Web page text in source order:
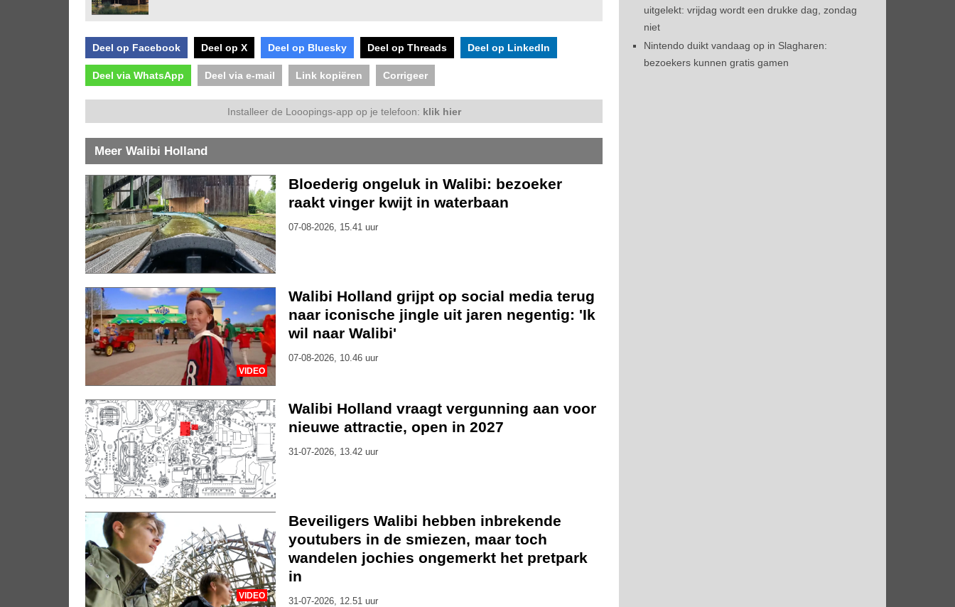
Deel op Facebook Deel op X Deel op Bluesky Deel op Threads Deel op LinkedIn
Deel via WhatsApp Deel via e-mail Link kopiëren Corrigeer
Installeer de Looopings-app op je telefoon: klik hier
Meer Walibi Holland
Bloederig ongeluk in Walibi: bezoeker
raakt vinger kwijt in waterbaan
07-08-2026, 15.41 uur
VIDEO
Walibi Holland grijpt op social media terug
naar iconische jingle uit jaren negentig: 'Ik
wil naar Walibi'
07-08-2026, 10.46 uur
Walibi Holland vraagt vergunning aan voor
nieuwe attractie, open in 2027
31-07-2026, 13.42 uur
VIDEO
Beveiligers Walibi hebben inbrekende
youtubers in de smiezen, maar toch
wandelen jochies ongemerkt het pretpark
in
31-07-2026, 12.51 uur
uitgelekt: vrijdag wordt een drukke dag, zondag
niet
Nintendo duikt vandaag op in Slagharen:
bezoekers kunnen gratis gamen